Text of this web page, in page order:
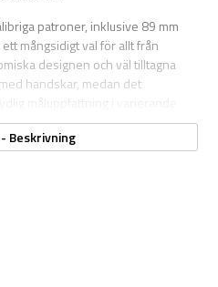
patroner, inklusive 89 mm
mångsidigt val för allt från
designen och väl tilltagna
handskar, medan det
Beskrivning